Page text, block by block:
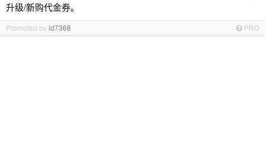
升级/新购代金券。
Promoted byid7368 PRO